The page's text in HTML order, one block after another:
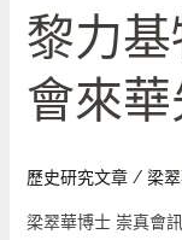
啟
發
黎力
會來
歷史研究文章/ 梁
梁翠華博士 崇真會
黎
力
基
牧
自